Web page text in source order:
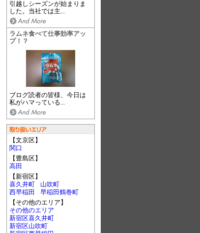
引越しシーズンが始まりま
した。当社では主...
ラムネ食べて仕事効率アッ
プ！？
ブログ読者の皆様、今日は
私がハマっている...
【文京区】
関口
【豊島区】
高田
【新宿区】
喜久井町
山吹町
西早稲田
早稲田鶴巻町
【その他のエリア】
その他のエリア
新宿区喜久井町
新宿区山吹町